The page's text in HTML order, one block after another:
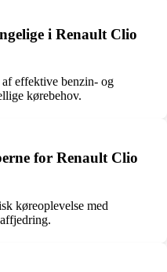
i Renault Clio
effektive benzin- og
kørebehov.
for Renault Clio
køreoplevelse med